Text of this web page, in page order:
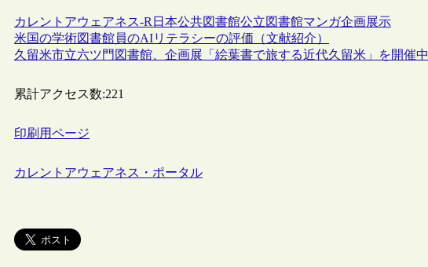
カレントアウェアネス-R 日本公共図書館公立図書館マンガ企画展示
米国の学術図書館員のAIリテラシーの評価（文献紹介）
久留米市立六ツ門図書館、企画展「絵葉書で旅する近代久留米」を開催中
累計アクセス数:221
印刷用ページ
カレントアウェアネス・ポータル